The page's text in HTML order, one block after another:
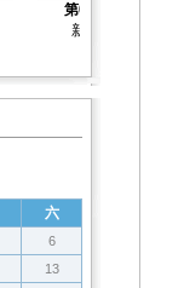
第04版
新闻
六
6
13